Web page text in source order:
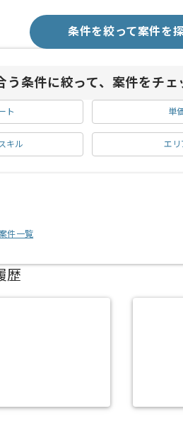
条件を絞って案件を
う条件に絞って、案件をチェ
ト 単
キル エリ
件一覧
歴